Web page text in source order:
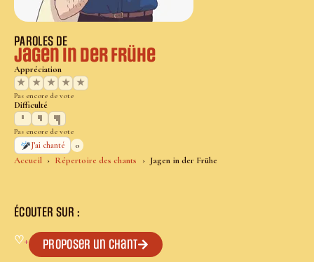
Accueil Répertoire des chants Jagen in der Frühe
PAROLES DE
Jagen in der Frühe
Appréciation
★
★ ★ ★ ★
Pas encore de vote
Difficulté
Pas encore de vote
J’ai chanté
0
ÉCOUTER SUR :
♡+ Proposer un chant